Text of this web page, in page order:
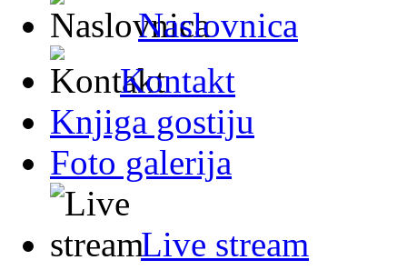
Naslovnica
Kontakt
Knjiga gostiju
Foto galerija
Live stream